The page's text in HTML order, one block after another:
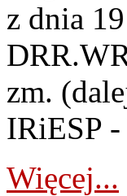
z dnia
zm.
IRiESP
Więcej...